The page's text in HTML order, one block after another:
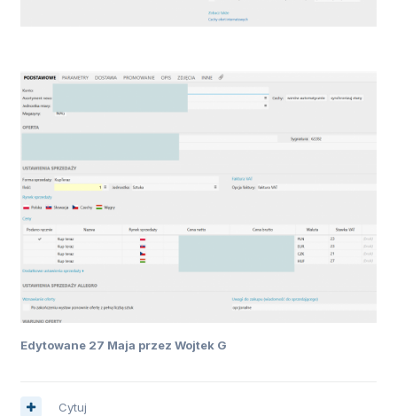
Edytowane 27 Maja przez Wojtek G
Cytuj